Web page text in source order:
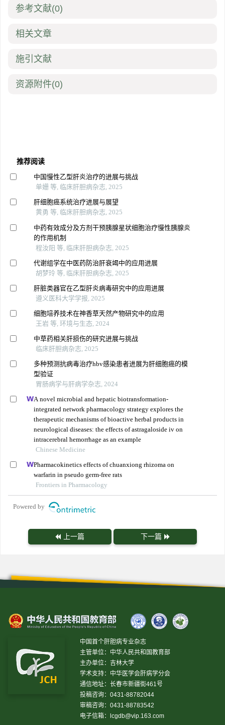
参考文献(0)
相关文章
施引文献
资源附件(0)
推荐阅读
中国慢性乙型肝炎治疗的进展与挑战
单姗 等, 临床肝胆病杂志, 2025
肝细胞癌系统治疗进展与展望
黄勇 等, 临床肝胆病杂志, 2025
中药有效成分及方剂干预胰腺星状细胞治疗慢性胰腺炎
的作用机制
程汝阳 等, 临床肝胆病杂志, 2025
代谢组学在中医药防治肝衰竭中的应用进展
胡梦玲 等, 临床肝胆病杂志, 2025
肝脏类器官在乙型肝炎病毒研究中的应用进展
遵义医科大学学报, 2025
细胞培养技术在神香草天然产物研究中的应用
王岩 等, 环境与生态, 2024
中草药相关肝损伤的研究进展与挑战
临床肝胆病杂志, 2025
多种预测抗病毒治疗hbv感染患者进展为肝细胞癌的模
型验证
胃肠病学与肝病学杂志, 2024
A novel microbial and hepatic biotransformation-
integrated network pharmacology strategy explores the
therapeutic mechanisms of bioactive herbal products in
neurological diseases: the effects of astragaloside iv on
intracerebral hemorrhage as an example
Chinese Medicine
Pharmacokinetics effects of chuanxiong rhizoma on
warfarin in pseudo germ-free rats
Frontiers in Pharmacology
Powered by
上一篇 下一篇
中国首个肝胆病专业杂志
主管单位：中华人民共和国教育部
主办单位：吉林大学
学术支持：中华医学会肝病学分会
通信地址：长春市新疆街461号
投稿咨询：0431-88782044
审稿咨询：0431-88783542
电子信箱：
lcgdb@vip.163.com